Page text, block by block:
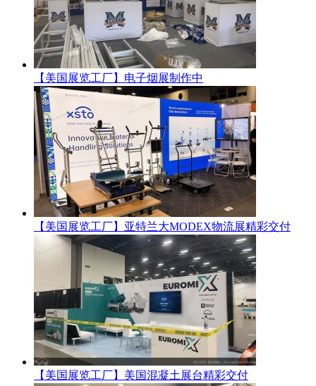
【美国展览工厂】电子烟展制作中
【美国展览工厂】亚特兰大MODEX物流展精彩交付
【美国展览工厂】美国混凝土展台精彩交付